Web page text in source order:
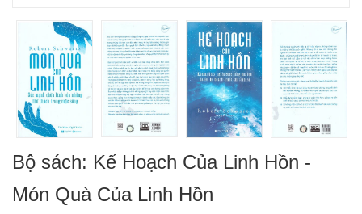
Bộ sách: Kế Hoạch Của Linh Hồn -
Món Quà Của Linh Hồn